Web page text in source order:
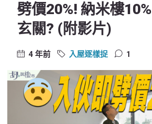
劈價20%! 納米樓
玄關? (附影片)
4 年前 入屋逐樣捉 1